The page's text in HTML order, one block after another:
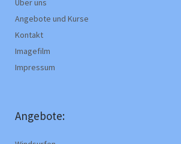
Über uns
Angebote und Kurse
Kontakt
Imagefilm
Impressum
Angebote: